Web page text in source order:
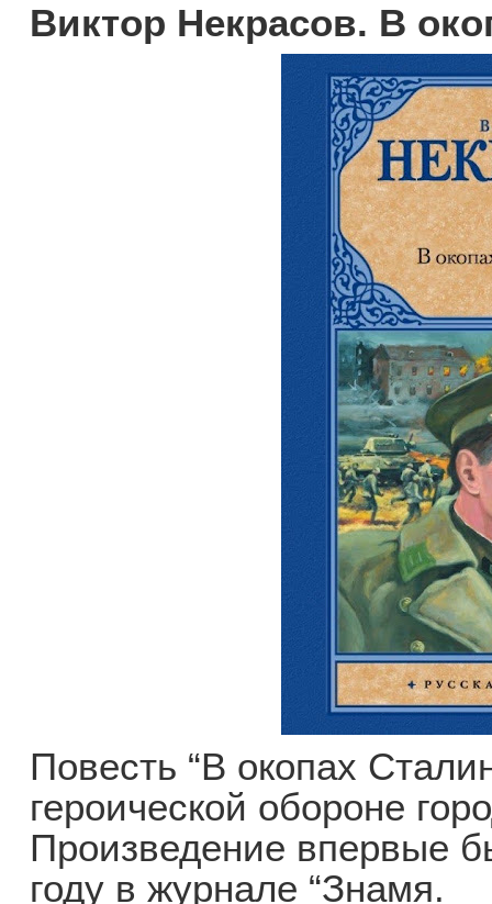
Виктор Некрасов. В
Повесть “В окопах
героической обороне
Произведение впервые
году в журнале “Знамя.